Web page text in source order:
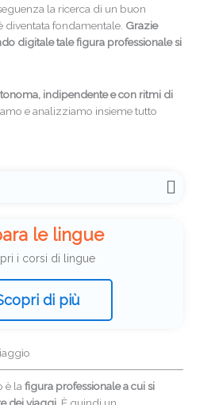
la ricerca di un buon
diventata fondamentale. Grazie
digitale tale figura professionale si
indipendente e con ritmi di
e analizziamo insieme tutto
le lingue
i corsi di lingue
di più
è lafigura professionale a cui si